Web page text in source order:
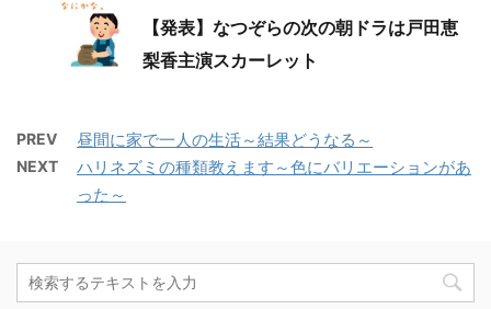
【発表】なつぞらの次の朝ドラは戸田恵
梨香主演スカーレット
PREV 昼間に家で一人の生活～結果どうなる～
NEXT
ハリネズミの種類教えます～色にバリエーションがあ
った～